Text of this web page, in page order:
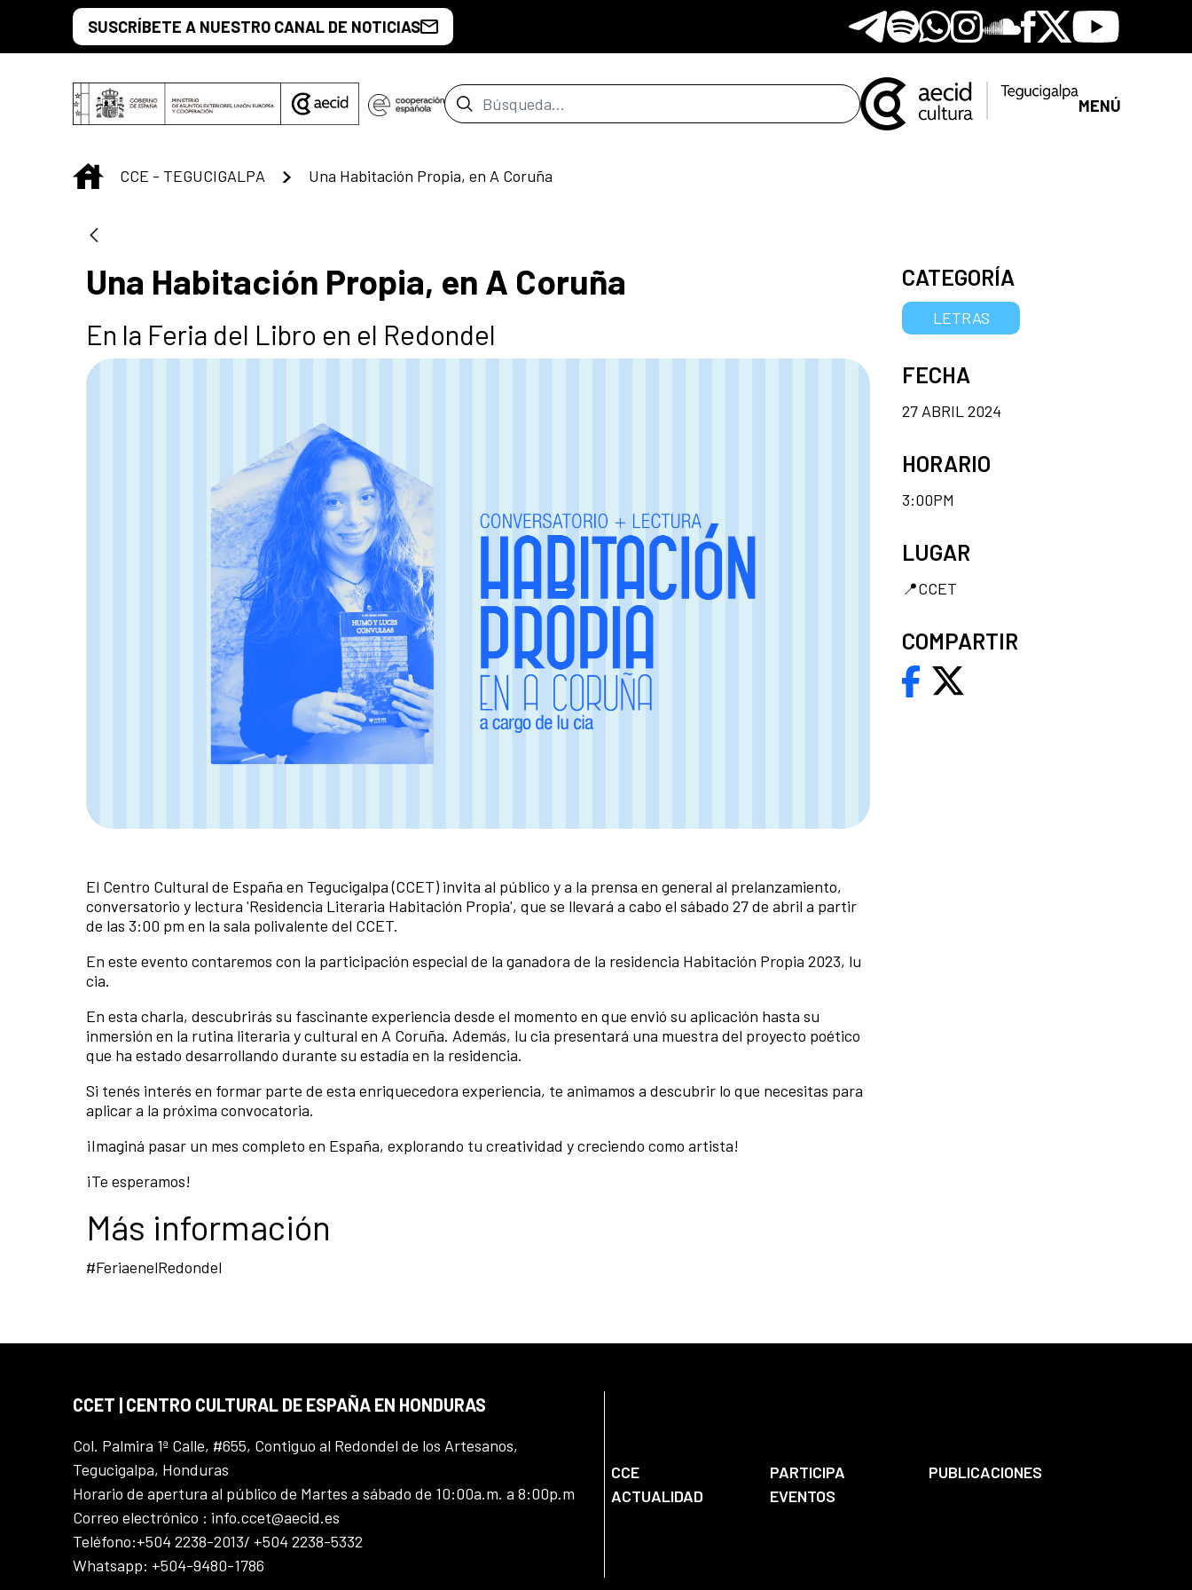
Saltar al contenido principal
SUSCRÍBETE A NUESTRO CANAL DE NOTICIAS Telegram
SpotifyWhatsapp
Instagram
Soundclore
Facebook
X Youtube
Barra de búsqueda MENÚ
INICIO
CCE - TEGUCIGALPA Una Habitación Propia, en A Coruña
Una Habitación Propia, en A Coruña
En la Feria del Libro en el Redondel
El Centro Cultural de España en Tegucigalpa (CCET) invita al público y a la prensa en general al prelanzamiento,
conversatorio y lectura 'Residencia Literaria Habitación Propia', que se llevará a cabo el sábado 27 de abril a partir
de las 3:00 pm en la sala polivalente del CCET.
En este evento contaremos con la participación especial de la ganadora de la residencia Habitación Propia 2023, lu
cia.
En esta charla, descubrirás su fascinante experiencia desde el momento en que envió su aplicación hasta su
inmersión en la rutina literaria y cultural en A Coruña. Además, lu cia presentará una muestra del proyecto poético
que ha estado desarrollando durante su estadía en la residencia.
Si tenés interés en formar parte de esta enriquecedora experiencia, te animamos a descubrir lo que necesitas para
aplicar a la próxima convocatoria.
¡Imaginá pasar un mes completo en España, explorando tu creatividad y creciendo como artista!
¡Te esperamos!
Más información
#FeriaenelRedondel
CATEGORÍA
LETRAS
FECHA
27 ABRIL 2024
HORARIO
3:00PM
LUGAR
📍CCET
COMPARTIR
CCET | CENTRO CULTURAL DE ESPAÑA EN HONDURAS
Col. Palmira 1ª Calle, #655, Contiguo al Redondel de los Artesanos,
Tegucigalpa, Honduras
Horario de apertura al público de Martes a sábado de 10:00a.m. a 8:00p.m
Correo electrónico : info.ccet@aecid.es
Teléfono:+504 2238-2013/ +504 2238-5332
Whatsapp: +504-9480-1786
CCE PARTICIPA
PUBLICACIONES
ACTUALIDAD
EVENTOS